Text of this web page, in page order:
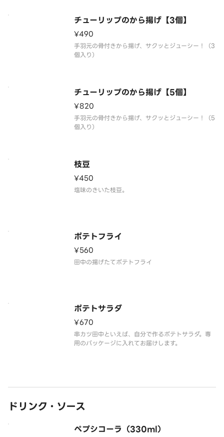
チューリップのから揚げ【3個】
¥490
手羽元の骨付きから揚げ、サクッとジューシー！（3
個入り）
チューリップのから揚げ【5個】
¥820
手羽元の骨付きから揚げ、サクッとジューシー！（5
個入り）
枝豆
¥450
塩味のきいた枝豆。
ポテトフライ
¥560
田中の揚げたてポテトフライ
ポテトサラダ
¥670
串カツ田中といえば、自分で作るポテトサラダ。専
ドリンク・ソース
ペプシコーラ（330ml）